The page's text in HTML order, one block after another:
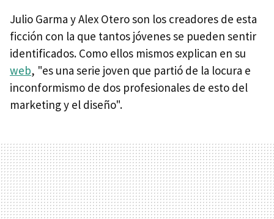
Julio Garma y Alex Otero son los creadores de esta
ficción con la que tantos jóvenes se pueden sentir
identificados. Como ellos mismos explican en su
web, "es una serie joven que partió de la locura e
inconformismo de dos profesionales de esto del
marketing y el diseño".